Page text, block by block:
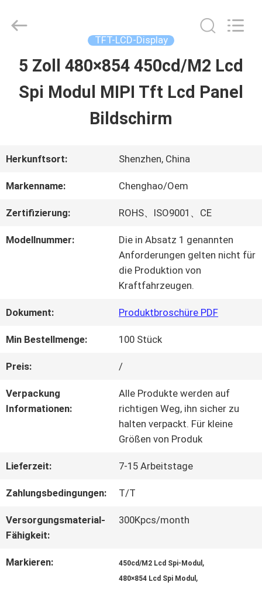
ZU
HAUSE
ÜBER
UNS
WERKSBESICHTIGUNG
QUALITÄTSKONTROLLE
KONTAKT
MIT
UNS
EIN
ANGEBOT
SITEMAP
ChengHao
Reserved.
TFT-LCD-Display
5 Zoll 480×854 450cd/M2 Lcd
Spi Modul MIPI Tft Lcd Panel
Bildschirm
Herkunftsort: Shenzhen, China
Markenname: Chenghao/Oem
Zertifizierung: ROHS、ISO9001、CE
Modellnummer:
Die in Absatz 1 genannten
Anforderungen gelten nicht für
die Produktion von
Kraftfahrzeugen.
Dokument: Produktbroschüre PDF
Min Bestellmenge: 100 Stück
Preis: /
Verpackung
Informationen:
Alle Produkte werden auf
richtigen Weg, ihn sicher zu
halten verpackt. Für kleine
Größen von Produk
Lieferzeit: 7-15 Arbeitstage
Zahlungsbedingungen: T/T
Versorgungsmaterial-
Fähigkeit:
300Kpcs/month
Markieren: 450cd/M2 Lcd Spi-Modul ,
480×854 Lcd Spi Modul ,